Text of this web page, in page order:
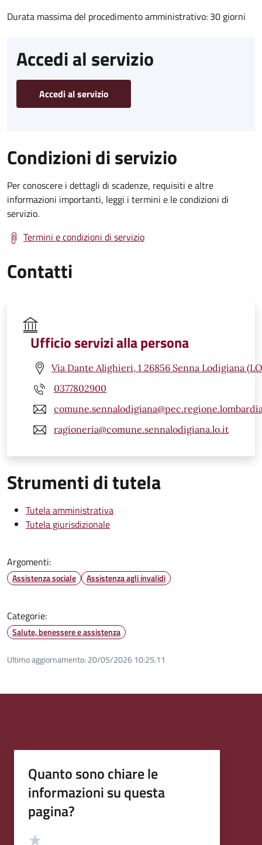
Durata massima del procedimento amministrativo: 30 giorni
Accedi al servizio
Accedi al servizio
Condizioni di servizio
Per conoscere i dettagli di scadenze, requisiti e altre
informazioni importanti, leggi i termini e le condizioni di
servizio.
Termini e condizioni di servizio
Contatti
Ufficio servizi alla persona
Via Dante Alighieri, 1 26856 Senna Lodigiana
0377802900
ragioneria@comune.sennalodigiana.lo.it
Strumenti di tutela
Tutela amministrativa
Tutela giurisdizionale
Argomenti:
Assistenza sociale Assistenza agli invalidi
Categorie:
Salute, benessere e assistenza
Ultimo aggiornamento: 20/05/2026 10:25.11
Quanto sono chiare le
informazioni su questa
pagina?
Valutazione